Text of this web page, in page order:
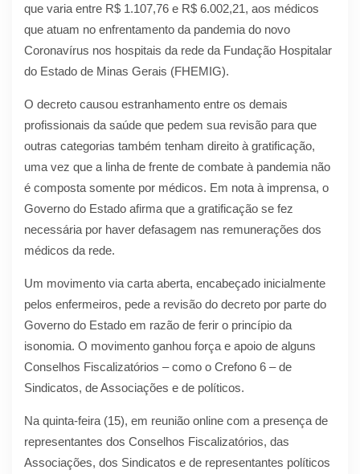
que varia entre R$ 1.107,76 e R$ 6.002,21, aos médicos
que atuam no enfrentamento da pandemia do novo
Coronavírus nos hospitais da rede da Fundação Hospitalar
do Estado de Minas Gerais (FHEMIG).
O decreto causou estranhamento entre os demais
profissionais da saúde que pedem sua revisão para que
outras categorias também tenham direito à gratificação,
uma vez que a linha de frente de combate à pandemia não
é composta somente por médicos. Em nota à imprensa, o
Governo do Estado afirma que a gratificação se fez
necessária por haver defasagem nas remunerações dos
médicos da rede.
Um movimento via carta aberta, encabeçado inicialmente
pelos enfermeiros, pede a revisão do decreto por parte do
Governo do Estado em razão de ferir o princípio da
isonomia. O movimento ganhou força e apoio de alguns
Conselhos Fiscalizatórios – como o Crefono 6 – de
Sindicatos, de Associações e de políticos.
Na quinta-feira (15), em reunião online com a presença de
representantes dos Conselhos Fiscalizatórios, das
Associações, dos Sindicatos e de representantes políticos